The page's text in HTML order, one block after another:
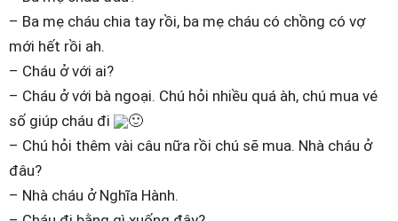
– Ba mẹ cháu chia tay rồi, ba mẹ cháu có chồng có vợ
mới hết rồi ah.
– Cháu ở với ai?
– Cháu ở với bà ngoại. Chú hỏi nhiều quá àh, chú mua vé
số giúp cháu đi
🙂
– Chú hỏi thêm vài câu nữa rồi chú sẽ mua. Nhà cháu ở
đâu?
– Nhà cháu ở Nghĩa Hành.